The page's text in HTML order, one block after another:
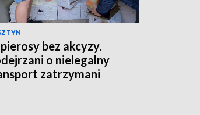
bez akcyzy.
o nielegalny
zatrzymani